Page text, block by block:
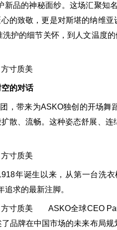
新品的神秘面纱。这场汇聚知
的致敬，更是对斯堪的纳维
护的细节关怀，到人文温度
的对话
带来为ASKO独创的开场舞
散、流畅。这种姿态舒展、
年诞生以来，从第一台洗衣
追求的最新注脚。
ASKO全球CEO
品牌在中国市场的未来布局